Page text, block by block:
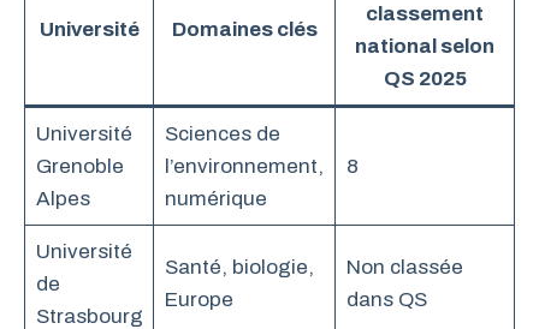
Université Domaines clés
classement
national selon
QS 2025
Université
Grenoble
Alpes
Sciences de
l’environnement,
numérique
8
Université
de
Strasbourg
Santé, biologie,
Europe
Non classée
dans QS